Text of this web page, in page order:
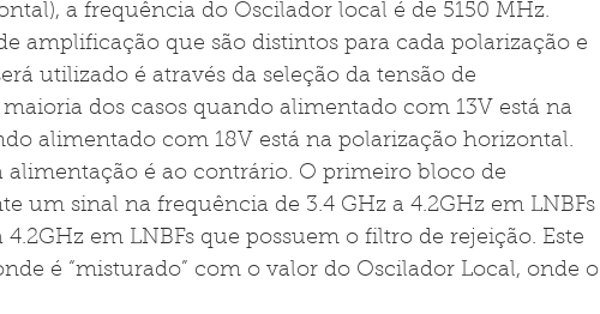
a frequência do Oscilador local é de 5150 MHz.
amplificação que são distintos para cada polarização e
utilizado é através da seleção da tensão de
dos casos quando alimentado com 13V está na
alimentado com 18V está na polarização horizontal.
alimentação é ao contrário. O primeiro bloco de
um sinal na frequência de 3.4 GHz a 4.2GHz em LNBFs
em LNBFs que possuem o filtro de rejeição. Este
é “misturado” com o valor do Oscilador Local, onde o